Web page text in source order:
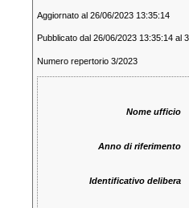
Aggiornato al 26/06/2023 13:35:14
Pubblicato dal 26/06/2023 13:35:14 al
Numero repertorio 3/2023
Nome ufficio
Anno di riferimento
Identificativo delibera